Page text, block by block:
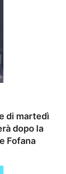
di martedì
dopo la
Fofana